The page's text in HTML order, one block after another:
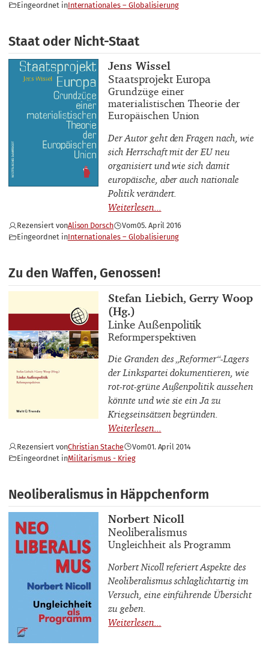
Eingeordnet inInternationales – Globalisierung
Staat oder Nicht-Staat
Buchautor_innen
Jens Wissel
Buchtitel
Staatsprojekt Europa
Buchuntertitel
Grundzüge einer
materialistischen Theorie der
Europäischen Union
Der Autor geht den Fragen nach, wie
sich Herrschaft mit der EU neu
organisiert und wie sich damit
europäische, aber auch nationale
Politik verändert.
Rezensiert vonAlison Dorsch Vom05. April 2016
Eingeordnet inInternationales – Globalisierung
Zu den Waffen, Genossen!
Buchautor_innen
Stefan Liebich, Gerry Woop
(Hg.)
Buchtitel
Linke Außenpolitik
Buchuntertitel
Reformperspektiven
Die Granden des „Reformer“-Lagers
der Linkspartei dokumentieren, wie
rot-rot-grüne Außenpolitik aussehen
könnte und wie sie ein Ja zu
Kriegseinsätzen begründen.
Rezensiert vonChristian Stache Vom01. April 2014
Eingeordnet inMilitarismus - Krieg
Neoliberalismus in Häppchenform
Buchautor_innen
Norbert Nicoll
Buchtitel
Neoliberalismus
Buchuntertitel
Ungleichheit als Programm
Norbert Nicoll referiert Aspekte des
Neoliberalismus schlaglichtartig im
Versuch, eine einführende Übersicht
zu geben.